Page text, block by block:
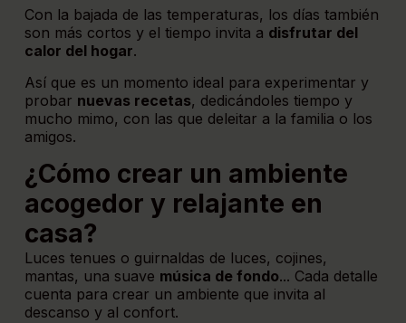
Con la bajada de las temperaturas, los días también
son más cortos y el tiempo invita a disfrutar del
calor del hogar.
Así que es un momento ideal para experimentar y
probar nuevas recetas, dedicándoles tiempo y
mucho mimo, con las que deleitar a la familia o los
amigos.
¿Cómo crear un ambiente
acogedor y relajante en
casa?
Luces tenues o guirnaldas de luces, cojines,
mantas, una suave música de fondo... Cada detalle
cuenta para crear un ambiente que invita al
descanso y al confort.